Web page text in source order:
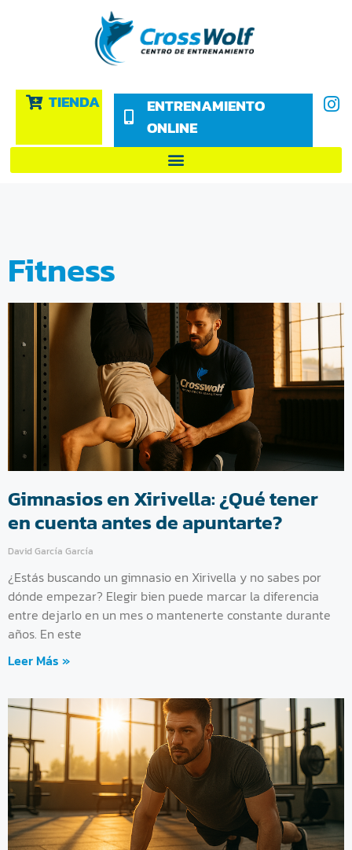
TIENDA
ENTRENAMIENTO
ONLINE
Fitness
Gimnasios en Xirivella: ¿Qué tener
en cuenta antes de apuntarte?
David García García
¿Estás buscando un gimnasio en Xirivella y no sabes por
dónde empezar? Elegir bien puede marcar la diferencia
entre dejarlo en un mes o mantenerte constante durante
años. En este
Leer Más »